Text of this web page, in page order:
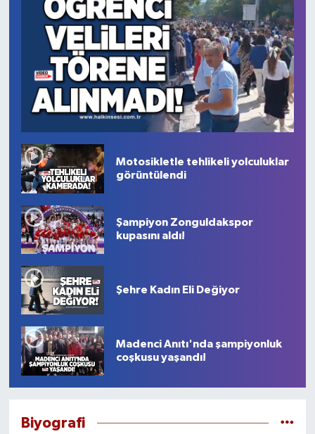
Motosikletle tehlikeli yolculuklar
görüntülendi
Şampiyon Zonguldakspor
kupasını aldı!
Şehre Kadın Eli Değiyor
Madenci Anıtı'nda şampiyonluk
coşkusu yaşandı!
Biyografi